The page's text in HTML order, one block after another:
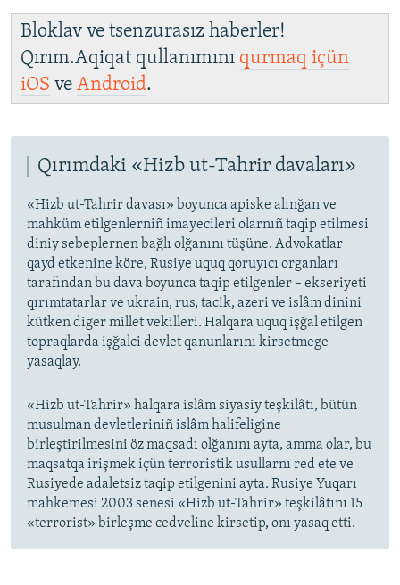
Bloklav ve tsenzurasız haberler!
Qırım.Aqiqat qullanımını qurmaq içün
iOS ve Android.
Qırımdaki «Hizb ut-Tahrir davaları»
«Hizb ut-Tahrir davası» boyunca apiske alınğan ve
mahküm etilgenlerniñ imayecileri olarnıñ taqip etilmesi
diniy sebeplernen bağlı olğanını tüşüne. Advokatlar
qayd etkenine köre, Rusiye uquq qoruyıcı organları
tarafından bu dava boyunca taqip etilgenler – ekseriyeti
qırımtatarlar ve ukrain, rus, tacik, azeri ve islâm dinini
kütken diger millet vekilleri. Halqara uquq işğal etilgen
topraqlarda işğalci devlet qanunlarını kirsetmege
yasaqlay.
«Hizb ut-Tahrir» halqara islâm siyasiy teşkilâtı, bütün
musulman devletleriniñ islâm halifeligine
birleştirilmesini öz maqsadı olğanını ayta, amma olar, bu
maqsatqa irişmek içün terroristik usullarnı red ete ve
Rusiyede adaletsiz taqip etilgenini ayta. Rusiye Yuqarı
mahkemesi 2003 senesi «Hizb ut-Tahrir» teşkilâtını 15
«terrorist» birleşme cedveline kirsetip, onı yasaq etti.